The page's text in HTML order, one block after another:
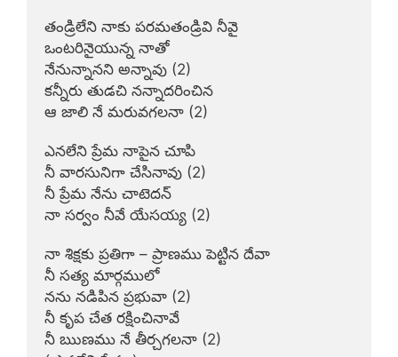
తండ్రిలేని నాకు పరమతండ్రివి నీవై
ఒంటరినైయున్న నాతో
నేనున్నానని అన్నావు (2)
కన్నీరు తుడచి నన్నాదరించిన
ఆ జాలి నే మరువగలనా (2)
ఎనలేని ప్రేమ నాపైన చూపి
నీ వారసునిగా చేసినావు (2)
నీ ప్రేమ నేను చాటెదన్
నా సర్వం నీవే యేసయ్య (2)
నా శిక్షకు ప్రతిగా – ప్రాణము పెట్టిన దేవా
నీ సత్య మార్గములో
నను నడిపిన ప్రభువా (2)
నీ కృప చేత రక్షించినావే
నీ ఋణము నే తీర్చగలనా (2)